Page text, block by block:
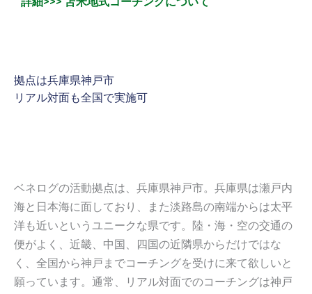
拠点は兵庫県神戸市
リアル対面も全国で実施可
ベネログの活動拠点は、兵庫県神戸市。兵庫県は瀬戸内
海と日本海に面しており、また淡路島の南端からは太平
洋も近いというユニークな県です。陸・海・空の交通の
便がよく、近畿、中国、四国の近隣県からだけではな
く、全国から神戸までコーチングを受けに来て欲しいと
願っています。通常、リアル対面でのコーチングは神戸